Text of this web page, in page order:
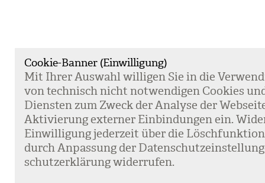
Cookie-Banner (Einwilligung)
Mit Ihrer Aus­wahl wil­li­gen Sie in die
von tech­nisch nicht not­wen­di­gen Coo­kies
Diens­ten zum Zweck der Ana­lyse der
Akti­vie­rung exter­ner Ein­bin­dun­gen ein.
Ein­wil­li­gung jeder­zeit über die
durch Anpas­sung der
schutz­er­klä­rung wider­ru­fen.